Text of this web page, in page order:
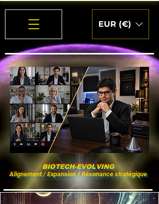
EUR (€)
BIOTECH-EVOLVING
Alignement / Expansion / Résonance stratégique